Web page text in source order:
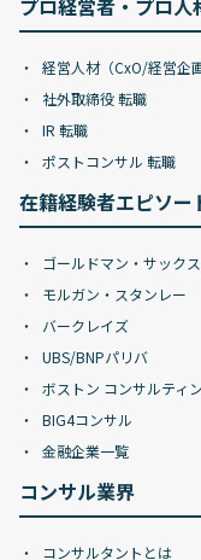
プロ経営者・プロ人
経営人材（CxO/経営企
社外取締役 転職
IR 転職
ポストコンサル 転職
在籍経験者エピソー
ゴールドマン・サックス
モルガン・スタンレー
バークレイズ
UBS/BNPパリバ
ボストン コンサルティ
BIG4コンサル
金融企業一覧
コンサル業界
コンサルタントとは